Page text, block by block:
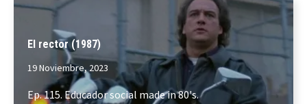
El rector (1987)
19 Noviembre, 2023
Ep. 115. Educador social made in 80's.